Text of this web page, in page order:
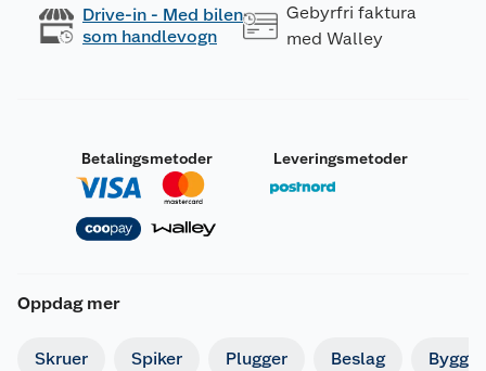
Drive-in - Med bilen
som handlevogn
Gebyrfri faktura
med Walley
Betalingsmetoder Leveringsmetoder
Oppdag mer
Skruer Spiker Plugger Beslag